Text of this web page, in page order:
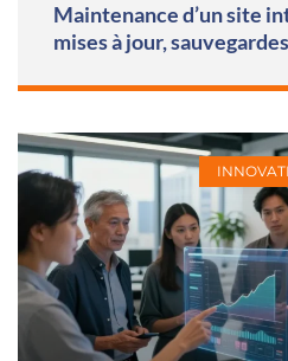
Maintenance d’un site
mises à jour,